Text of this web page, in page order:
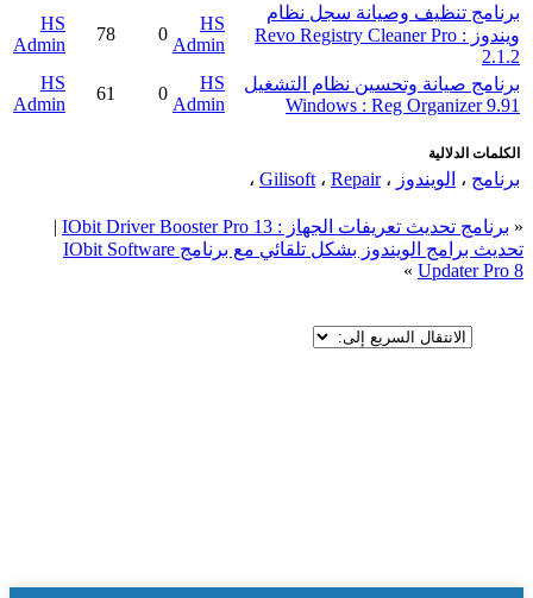
برنامج تنظيف وصيانة سجل نظام
ويندوز : Revo Registry Cleaner Pro
2.1.2
HS
Admin
0
78
HS
Admin
برنامج صيانة وتحسين نظام التشغيل
Windows : Reg Organizer 9.91
HS
Admin
0
61
HS
Admin
الكلمات الدلالية
برنامج ، الويندوز ، Gilisoft ، Repair ،
« برنامج تحديث تعريفات الجهاز : IObit Driver Booster Pro 13
|
تحديث برامج الويندوز بشكل تلقائي مع برنامج IObit Software
Updater Pro 8
»